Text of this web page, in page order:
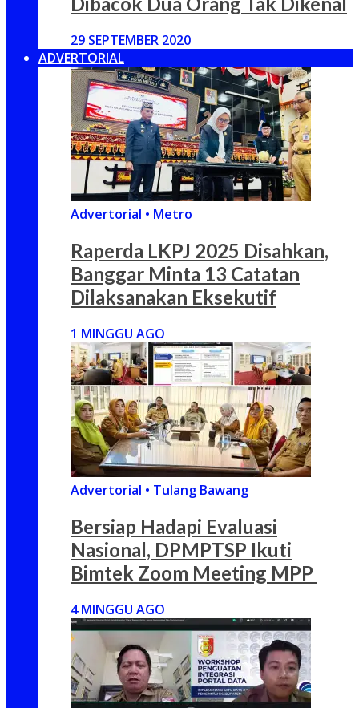
29 SEPTEMBER 2020
ADVERTORIAL
Advertorial • Metro
Raperda LKPJ 2025 Disahkan,
Banggar Minta 13 Catatan
Dilaksanakan Eksekutif
1 MINGGU AGO
Advertorial • Tulang Bawang
Bersiap Hadapi Evaluasi
Nasional, DPMPTSP Ikuti
Bimtek Zoom Meeting MPP
4 MINGGU AGO